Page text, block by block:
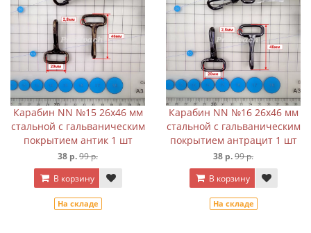
Карабин NN №15 26х46 мм
стальной с гальваническим
покрытием антик 1 шт
38 р.99 р.
В корзину
На складе
Карабин NN №16 26х46 мм
стальной с гальваническим
покрытием антрацит 1 шт
38 р.99 р.
В корзину
На складе